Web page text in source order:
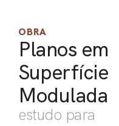
OBRA
Planos em
Superfície
Modulada
estudo para